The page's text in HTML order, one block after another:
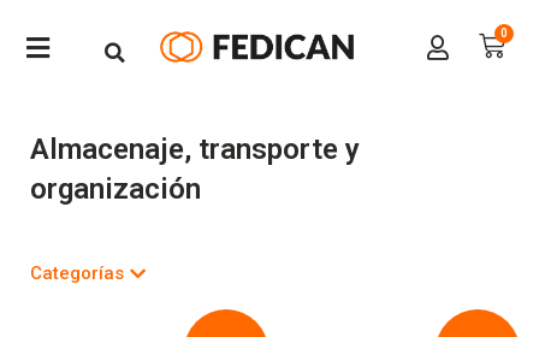
Almacenaje, transporte y
organización
Categorías